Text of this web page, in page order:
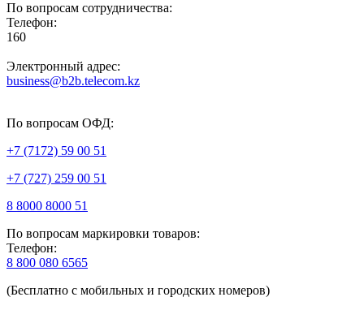
По вопросам сотрудничества:
Телефон:
160
Электронный адрес:
business@b2b.telecom.kz
По вопросам ОФД:
+7 (7172) 59 00 51
+7 (727) 259 00 51
8 8000 8000 51
По вопросам маркировки товаров:
Телефон:
8 800 080 6565
(Бесплатно с мобильных и городских номеров)